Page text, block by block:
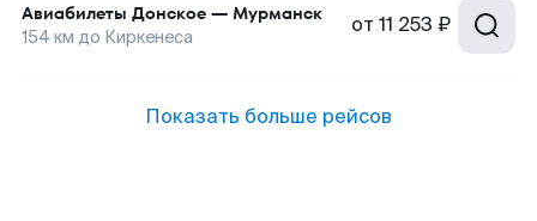
Авиабилеты Донское — Мурманск
154 км до Киркенеса от 11 253 ₽
Показать больше рейсов